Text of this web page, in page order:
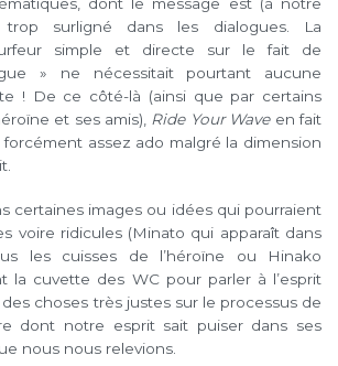
trop surligné dans les dialogues. La
simple et directe sur le fait de
» ne nécessitait pourtant aucune
! De ce côté-là (ainsi que par certains
et ses amis), Ride Your Waveen fait
assez ado malgré la dimension
certaines images ou idées qui pourraient
voire ridicules (Minato qui apparaît dans
les cuisses de l’héroïne ou Hinako
la cuvette des WC pour parler à l’esprit
choses très justes sur le processus de
dont notre esprit sait puiser dans ses
nous nous relevions.